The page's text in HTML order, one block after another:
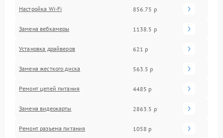
Настройка Wi-Fi 856.75 р
Замена вебкамеры 1138.5 р
Установка драйверов 621 р
Замена жесткого диска 563.5 р
Ремонт цепей питания 4485 р
Замена видеокарты 2863.5 р
Ремонт разъема питания 1058 р